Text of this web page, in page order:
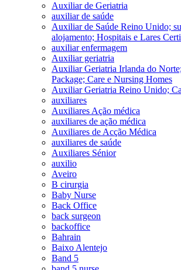
Auxiliar de Geriatria
auxiliar de saúde
Auxiliar de Saúde Reino Unido;
alojamento; Hospitais e Lares
auxiliar enfermagem
Auxiliar geriatria
Auxiliar Geriatria Irlanda do
Package; Care e Nursing Homes
Auxiliar Geriatria Reino Unido;
auxiliares
Auxiliares Ação médica
auxiliares de ação médica
Auxiliares de Acção Médica
auxiliares de saúde
Auxiliares Sénior
auxilio
Aveiro
B cirurgia
Baby Nurse
Back Office
back surgeon
backoffice
Bahrain
Baixo Alentejo
Band 5